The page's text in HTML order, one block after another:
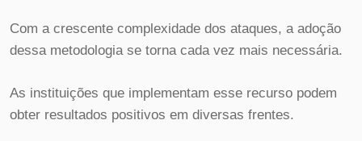
Com a crescente complexidade dos ataques, a adoção
dessa metodologia se torna cada vez mais necessária.
As instituições que implementam esse recurso podem
obter resultados positivos em diversas frentes.